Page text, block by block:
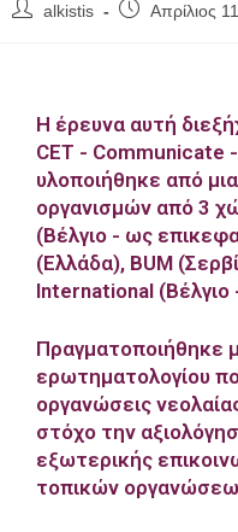
alkistis Απρίλιος
Η έρευνα αυτή
CET - Communicate
υλοποιήθηκε από
οργανισμών από 3
(Βέλγιο - ως
(Ελλάδα), BUM
International (Βέλγιο
Πραγματοποιήθηκε
ερωτηματολογίου
οργανώσεις
στόχο την
εξωτερικής
τοπικών